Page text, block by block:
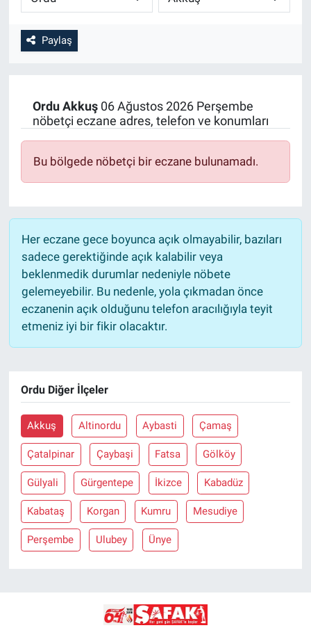
Paylaş
Ordu Akkuş06 Ağustos 2026 Perşembe
nöbetçi eczane adres, telefon ve konumları
Bu bölgede nöbetçi bir eczane bulunamadı.
Her eczane gece boyunca açık olmayabilir, bazıları
sadece gerektiğinde açık kalabilir veya
beklenmedik durumlar nedeniyle nöbete
gelemeyebilir. Bu nedenle, yola çıkmadan önce
eczanenin açık olduğunu telefon aracılığıyla teyit
etmeniz iyi bir fikir olacaktır.
Ordu Diğer İlçeler
Akkuş Altinordu Aybasti Çamaş
Çatalpinar Çaybaşi Fatsa Gölköy
Gülyali Gürgentepe İkizce Kabadüz
Kabataş Korgan Kumru Mesudiye
Perşembe Ulubey Ünye